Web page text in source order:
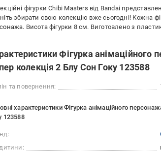
фігурки Chibi Masters від Bandai
збирати свою колекцію вже сьогодні! Кожна
Висота фігурки 8 см. Виготовлено з
Фігурка
колекція 2 Блу Сон Гоку 123588
та повернення:
характеристики Фігурка анімаційного
123588